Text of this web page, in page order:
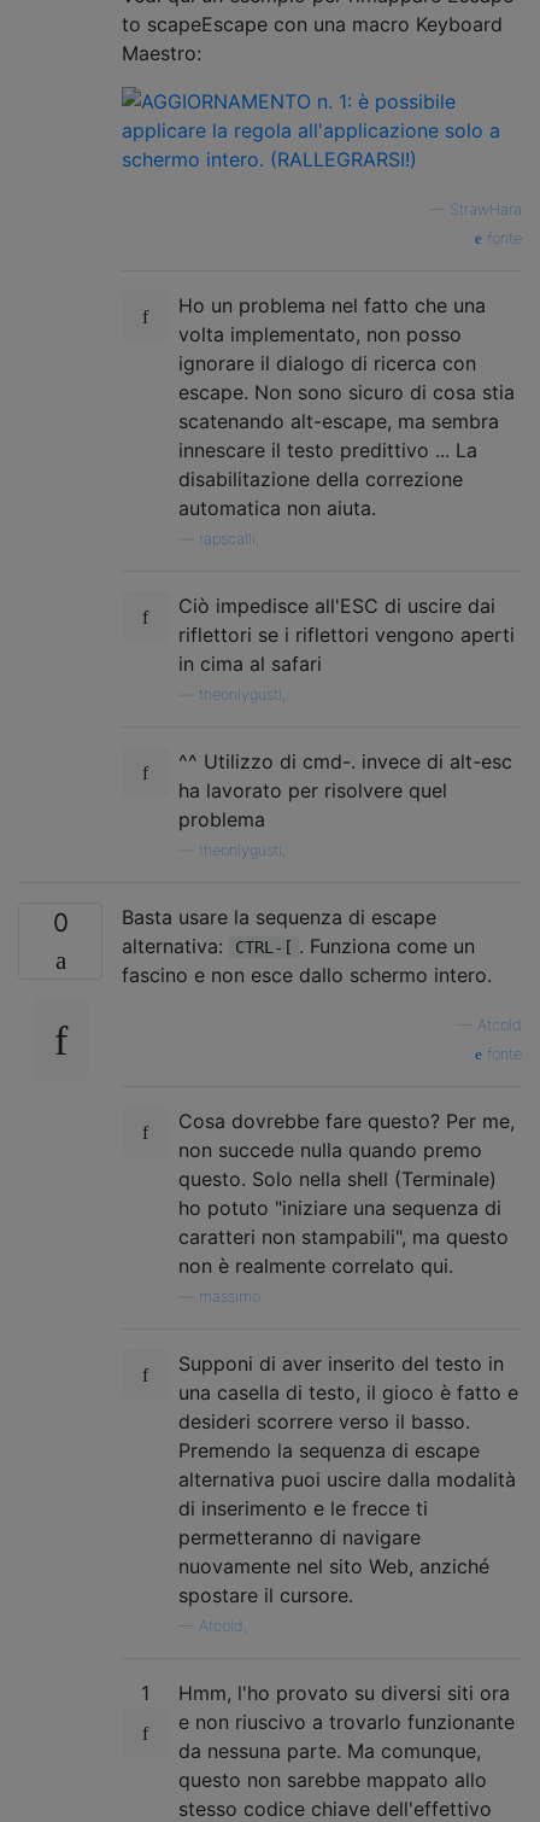
to scapeEscape con una macro Keyboard
Maestro:
StrawHara
fonte
Ho un problema nel fatto che una
volta implementato, non posso
ignorare il dialogo di ricerca con
escape. Non sono sicuro di cosa stia
scatenando alt-escape, ma sembra
innescare il testo predittivo ... La
disabilitazione della correzione
automatica non aiuta.
rapscalli,
Ciò impedisce all'ESC di uscire dai
riflettori se i riflettori vengono aperti
in cima al safari
theonlygusti,
^^ Utilizzo di cmd-. invece di alt-esc
ha lavorato per risolvere quel
problema
theonlygusti,
0
Basta usare la sequenza di escape
alternativa:
CTRL-[ . Funziona come un
fascino e non esce dallo schermo intero.
Atcold
fonte
Cosa dovrebbe fare questo? Per me,
non succede nulla quando premo
questo. Solo nella shell (Terminale)
ho potuto "iniziare una sequenza di
caratteri non stampabili", ma questo
non è realmente correlato qui.
massimo
Supponi di aver inserito del testo in
una casella di testo, il gioco è fatto e
desideri scorrere verso il basso.
Premendo la sequenza di escape
alternativa puoi uscire dalla modalità
di inserimento e le frecce ti
permetteranno di navigare
nuovamente nel sito Web, anziché
spostare il cursore.
Atcold,
1
Hmm, l'ho provato su diversi siti ora
e non riuscivo a trovarlo funzionante
da nessuna parte. Ma comunque,
questo non sarebbe mappato allo
stesso codice chiave dell'effettivo